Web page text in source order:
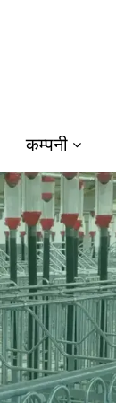
कम्पनी